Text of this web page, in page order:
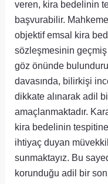
veren, kira bedelinin
başvurabilir.
objektif emsal kira
sözleşmesinin geçmiş
göz önünde
davasında, bilirkişi
dikkate alınarak adil
amaçlanmaktadır.
kira bedelinin
ihtiyaç duyan
sunmaktayız. Bu
korunduğu adil bir